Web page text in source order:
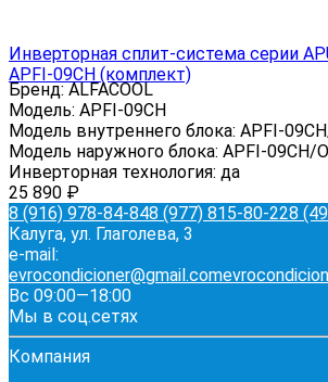
Инверторная сплит-система серии
APFI-09CH (комплект)
Бренд:ALFACOOL
Модель: APFI-09CH
Модель внутреннего блока: APFI-
Модель наружного блока: APFI-09CH/
Инверторная технология: да
25 890 ₽
8 (916) 978-84-848 (977) 815-80-228
Калуга, ул. Глаголева, 3
e-mail:
evrocondicioner@gmail.com
Вс 09:00—18:00
Мы в соц.сетях
Компания